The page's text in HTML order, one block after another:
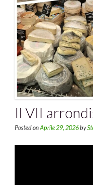
Il VII
Posted onAprile 29, 2026by